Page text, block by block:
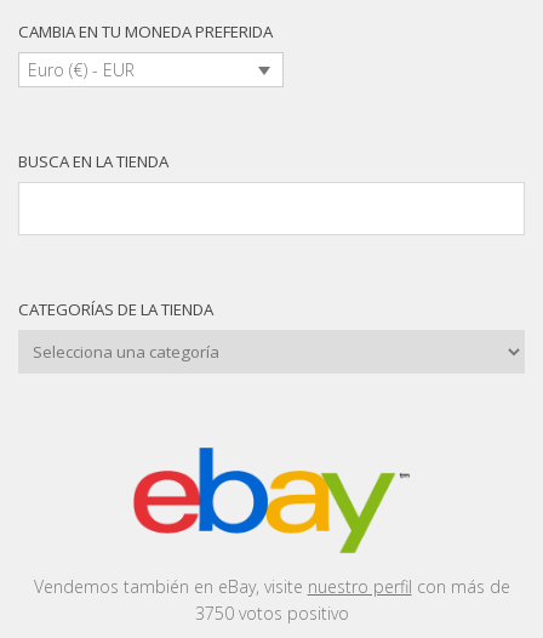
CAMBIA EN TU MONEDA PREFERIDA
Euro (€) - EUR
BUSCA EN LA TIENDA
CATEGORÍAS DE LA TIENDA
Vendemos también en eBay, visite nuestro perfil con más de
3750 votos positivo